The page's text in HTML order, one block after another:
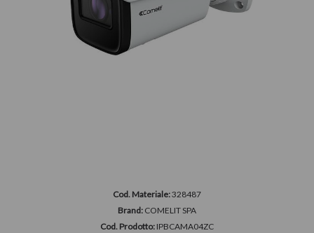
Cod. Materiale:328487
Brand: COMELIT SPA
Cod. Prodotto: IPBCAMA04ZC